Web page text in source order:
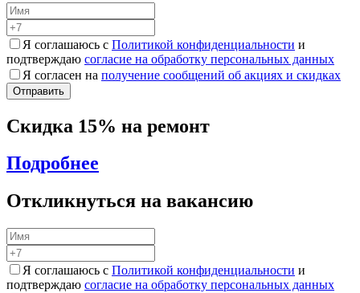
Я соглашаюсь с Политикой конфиденциальности и
подтверждаю согласие на обработку персональных данных
Я согласен на получение сообщений об акциях и скидках
Скидка 15% на ремонт
Подробнее
Откликнуться на вакансию
Я соглашаюсь с Политикой конфиденциальности и
подтверждаю согласие на обработку персональных данных